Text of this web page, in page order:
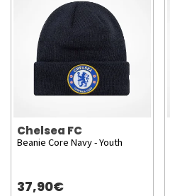
Chelsea FC
Beanie Core Navy - Youth
37,90€